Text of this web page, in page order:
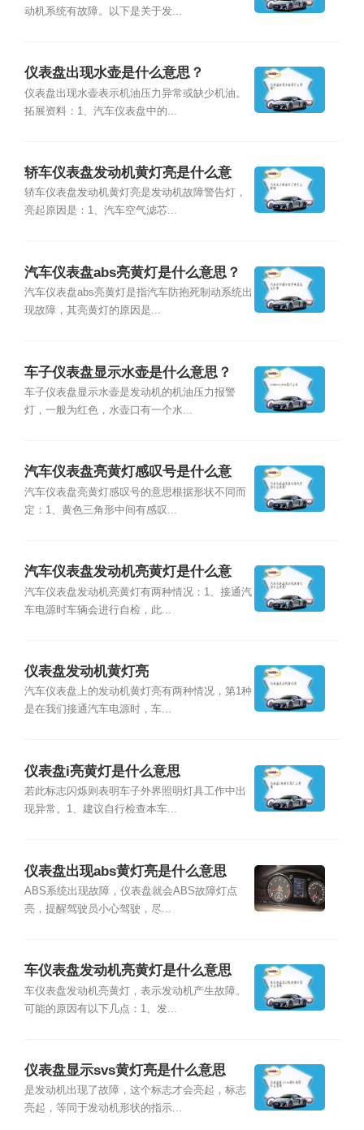
动机系统有故障。以下是关于发...
仪表盘出现水壶是什么意思？
仪表盘出现水壶表示机油压力异常或缺少机油。
拓展资料：1、汽车仪表盘中的...
轿车仪表盘发动机黄灯亮是什么意
思？
轿车仪表盘发动机黄灯亮是发动机故障警告灯，
亮起原因是：1、汽车空气滤芯...
汽车仪表盘abs亮黄灯是什么意思？
汽车仪表盘abs亮黄灯是指汽车防抱死制动系统出
现故障，其亮黄灯的原因是...
车子仪表盘显示水壶是什么意思？
车子仪表盘显示水壶是发动机的机油压力报警
灯，一般为红色，水壶口有一个水...
汽车仪表盘亮黄灯感叹号是什么意
思？
汽车仪表盘亮黄灯感叹号的意思根据形状不同而
定：1、黄色三角形中间有感叹...
汽车仪表盘发动机亮黄灯是什么意
思？
汽车仪表盘发动机亮黄灯有两种情况：1、接通汽
车电源时车辆会进行自检，此...
仪表盘发动机黄灯亮
汽车仪表盘上的发动机黄灯亮有两种情况，第1种
是在我们接通汽车电源时，车...
仪表盘i亮黄灯是什么意思
若此标志闪烁则表明车子外界照明灯具工作中出
现异常。1、建议自行检查本车...
仪表盘出现abs黄灯亮是什么意思
ABS系统出现故障，仪表盘就会ABS故障灯点
亮，提醒驾驶员小心驾驶，尽...
车仪表盘发动机亮黄灯是什么意思
车仪表盘发动机亮黄灯，表示发动机产生故障。
可能的原因有以下几点：1、发...
仪表盘显示svs黄灯亮是什么意思
是发动机出现了故障，这个标志才会亮起，标志
亮起，等同于发动机形状的指示...